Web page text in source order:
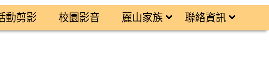
動剪影 校園影音 麗山家族 聯絡資訊